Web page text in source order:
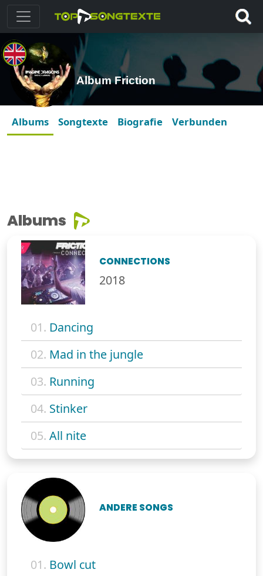
Album Friction
Albums Songtexte Biografie Verbunden
Albums
CONNECTIONS
2018
01. Dancing
02. Mad in the jungle
03. Running
04. Stinker
05. All nite
ANDERE SONGS
01. Bowl cut